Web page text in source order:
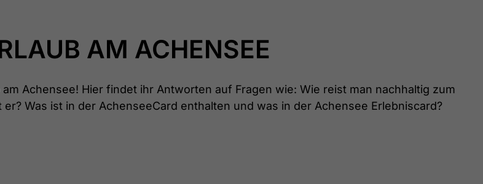
AM ACHENSEE
Achensee! Hier findet ihr Antworten auf Fragen wie: Wie reist man nachhaltig zum
Was ist in der AchenseeCard enthalten und was in der Achensee Erlebniscard?